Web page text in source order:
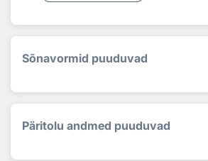
Sõnavormid puuduvad
Päritolu andmed puuduvad